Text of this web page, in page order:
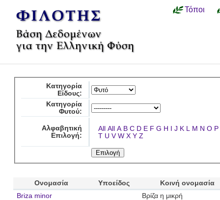
Τόποι
Κατηγορία
Είδους:
Κατηγορία
Φυτού:
Αλφαβητική
Επιλογή:
All All A B C D E F G H I J K L M N O P
T U V W X Y Z
Ονομασία Υποείδος
Κοινή ονομασία
Briza minor
Βρίζα η μικρή